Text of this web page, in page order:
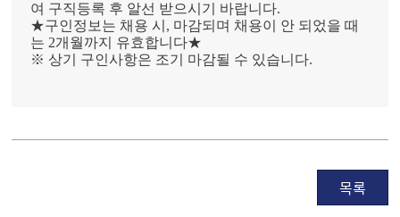
여 구직등록 후 알선 받으시기 바랍니다.
★구인정보는 채용 시, 마감되며 채용이 안 되었을 때
는 2개월까지 유효합니다★
※ 상기 구인사항은 조기 마감될 수 있습니다.
목록